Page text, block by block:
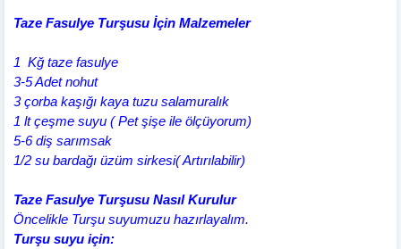
Taze Fasulye Turşusu İçin Malzemeler
1 Kğ taze fasulye
3-5 Adet nohut
3 çorba kaşığı kaya tuzu salamuralık
1 lt çeşme suyu ( Pet şişe ile ölçüyorum)
5-6 diş sarımsak
1/2 su bardağı üzüm sirkesi( Artırılabilir)
Taze Fasulye Turşusu Nasıl Kurulur
Öncelikle Turşu suyumuzu hazırlayalım.
Turşu suyu için: